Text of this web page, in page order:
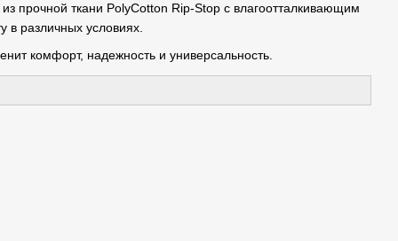
прочной ткани PolyCotton Rip-Stop с влагоотталкивающим
в различных условиях.
комфорт, надежность и универсальность.